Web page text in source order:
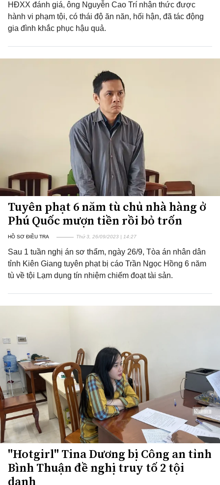
HĐXX đánh giá, ông Nguyễn Cao Trí nhận thức được
hành vi phạm tội, có thái độ ăn năn, hối hận, đã tác động
gia đình khắc phục hậu quả.
Tuyên phạt 6 năm tù chủ nhà hàng ở
Phú Quốc mượn tiền rồi bỏ trốn
HỒ SƠ ĐIỀU TRA Thứ 3, 26/09/2023 | 14:27
Sau 1 tuần nghị án sơ thẩm, ngày 26/9, Tòa án nhân dân
tỉnh Kiên Giang tuyên phạt bị cáo Trần Ngọc Hồng 6 năm
tù về tội Lạm dụng tín nhiệm chiếm đoạt tài sản.
"Hotgirl" Tina Dương bị Công an tỉnh
Bình Thuận đề nghị truy tố 2 tội
danh